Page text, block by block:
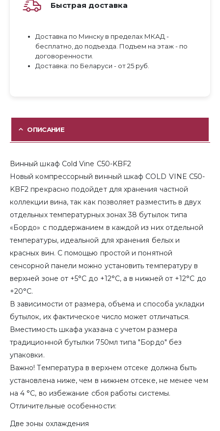
Быстрая доставка
Доставка по Минску в пределах МКАД -
бесплатно, до подъезда. Подъем на этаж - по
договоренности.
Доставка: по Беларуси - от 25 руб.
ОПИСАНИЕ
Винный шкаф Cold Vine C50-KBF2
Новый компрессорный винный шкаф COLD VINE C50-
KBF2 прекрасно подойдет для хранения частной
коллекции вина, так как позволяет разместить в двух
отдельных температурных зонах 38 бутылок типа
«Бордо» с поддержанием в каждой из них отдельной
температуры, идеальной для хранения белых и
красных вин. С помощью простой и понятной
сенсорной панели можно установить температуру в
верхней зоне от +5°C до +12°C, а в нижней от +12°C до
+20°C.
В зависимости от размера, объема и способа укладки
бутылок, их фактическое число может отличаться.
Вместимость шкафа указана с учетом размера
традиционной бутылки 750мл типа "Бордо" без
упаковки.
Важно! Температура в верхнем отсеке должна быть
установлена ниже, чем в нижнем отсеке, не менее чем
на 4 °С, во избежание сбоя работы системы.
Отличительные особенности:
Две зоны охлаждения